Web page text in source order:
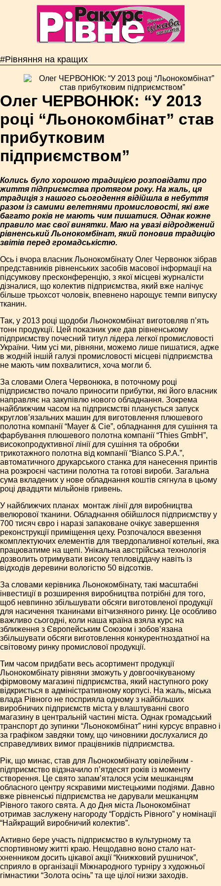
#Рівняння на кращих
Олег ЧЕРВОНЮК: “У 2013
році “Льонокомбінат” став
прибутковим
підприємством”
Колись було хорошою традицією розповідати про
життя підприємства протягом року. На жаль, ця
традиція з нашого сьогодення відійшла в небуття
разом із самими велетнями промисловості, які вже
багато років не мають чим пишатися. Однак кожне
правило має свої винятки. Маю на увазі відроджений
рівненський Льонокомбінат, який поновив традицію
звітів перед громадськістю.
Ось і вчора власник Льонокомбінату Олег Червонюк зібрав
представників рівненських засобів масової інформації на
підсумкову прес­конференцію, з якої місцеві журналісти
дізналися, що колектив підприємства, який вже налічує
більше трьохсот чоловік, впевнено нарощує темпи випуску
тканин.
Так, у 2013 році щодоби Льонокомбінат виготовляв п’ять
тонн продукції. Цей показник уже дав рівненському
підприємству почесний титул лідера легкої промисловості
України. Чим усі ми, рівняни, можемо лише пишатися, адже
в жодній іншій галузі промисловості місцеві підприємства
не мають чим похвалитися, хоча могли б.
За словами Олега Червонюка, в поточному році
підприємство почало приносити прибутки, які його власник
направляє на закупівлю нового обладнання. Зокрема
найближчим часом на підприємстві планується запуск
круглов’язальних машин для виготовлення плюшевого
полотна компанії “Mayer & Cie”, обладнання для сушіння та
фарбування плюшевого полотна компанії “Thies GmbH”,
високопродуктивної лінії для сушіння та обробки
трикотажного полотна від компанії “Bianco S.P.A.”,
автоматичного друкарського станка для нанесення принтів
на розкроєні частини полотна та готові вироби. Загальна
сума вкладених у нове обладнання коштів сягнула в цьому
році двадцяти мільйонів гривень.
У найближчих планах ­ монтаж лінії для виробництва
велюрової тканини. Обладнання обійшлося підприємству у
700 тисяч євро і наразі запаковане очікує завершення
реконструкції приміщення цеху. Розпочалося ввезення
комплектуючих елементів для твердопаливної котельні, яка
працюватиме на щепі. Унікальна австрійська технологія
дозволить отримувати високу тепловіддачу навіть із
відходів деревини вологістю 50 відсотків.
За словами керівника Льонокомбінату, такі масштабні
інвестиції в розширення виробництва потрібні для того,
щоб невпинно збільшувати обсяги виготовленої продукції
для насичення тканинами вітчизняного ринку. Це особ­ливо
важливо сьогодні, коли наша країна взяла курс на
зближення з Європейським Союзом і зобов’язана
збільшувати обсяги виготовлення конкурентноздатної на
світовому ринку промислової продукції.
Тим часом придбати весь асортимент продукції
Льонокомбінату рівняни зможуть у довгоочікуваному
фірмовому магазині підприємства, який наступного року
відкриється в адміністративному корпусі. На жаль, міська
влада Рівного не посприяла одному з найбільших
виробничих підприємств міста у влаштуванні свого
магазину в центральній частині міста. Однак громадський
транспорт до зупинки “Льонокомбінат” нині курсує вправно і
за графіком завдяки тому, що чиновники дослухалися до
справедливих вимог працівників підприємства.
Рік, що минає, став для Льонокомбінату ювілейним ­
підприємство відзначило п’ятдесят років із моменту
створення. Це свято запам’яталося усім мешканцям
обласного центру яскравими мистецькими подіями. Давно
вже рівненські підприємства не дарували мешканцям
Рівного такого свята. А до Дня міста Льонокомбінат
отримав заслужену нагороду “Гордість Рівного” у номінації
“Найкращий виробничий колектив”.
Активно бере участь підприємство в культурному та
спортивному житті краю. Нещодавно воно стало нат­
хненником досить цікавої акції “Книжковий рушничок”,
сприяло в організації Міжнародного турніру з художньої
гімнастики “Золота осінь” та ще цілої низки заходів.